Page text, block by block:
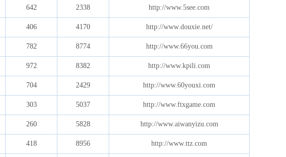
642 2338 http://www.5see.com
406 4170 http://www.douxie.net/
782 8774 http://www.66you.com
972 8382 http://www.kpili.com
704 2429 http://www.60youxi.com
303 5037 http://www.ftxgame.com
260 5828 http://www.aiwanyizu.com
418 8956 http://www.ttz.com